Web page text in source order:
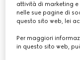
attività di marketing
nelle sue pagine di
questo sito web, lei
Per maggiori
in questo sito web,